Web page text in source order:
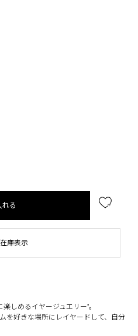
れる
庫表示
しめるイヤージュエリー"。
を好きな場所にレイヤードして、自分